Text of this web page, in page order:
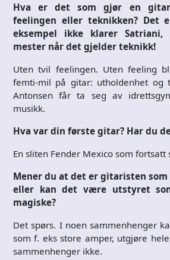
Hva er det som gjør en
feelingen eller teknikken? Det
eksempel ikke klarer
mester når det gjelder teknikk!
Uten tvil feelingen. Uten feeling
femti-mil på gitar: utholdenhet og
Antonsen får ta seg av
musikk.
Hva var din første gitar? Har du
En sliten Fender Mexico som fortsatt
Mener du at det er gitaristen
eller kan det være utstyret
magiske?
Det spørs. I noen sammenhenger
som f. eks store amper, utgjøre
sammenhenger ikke.